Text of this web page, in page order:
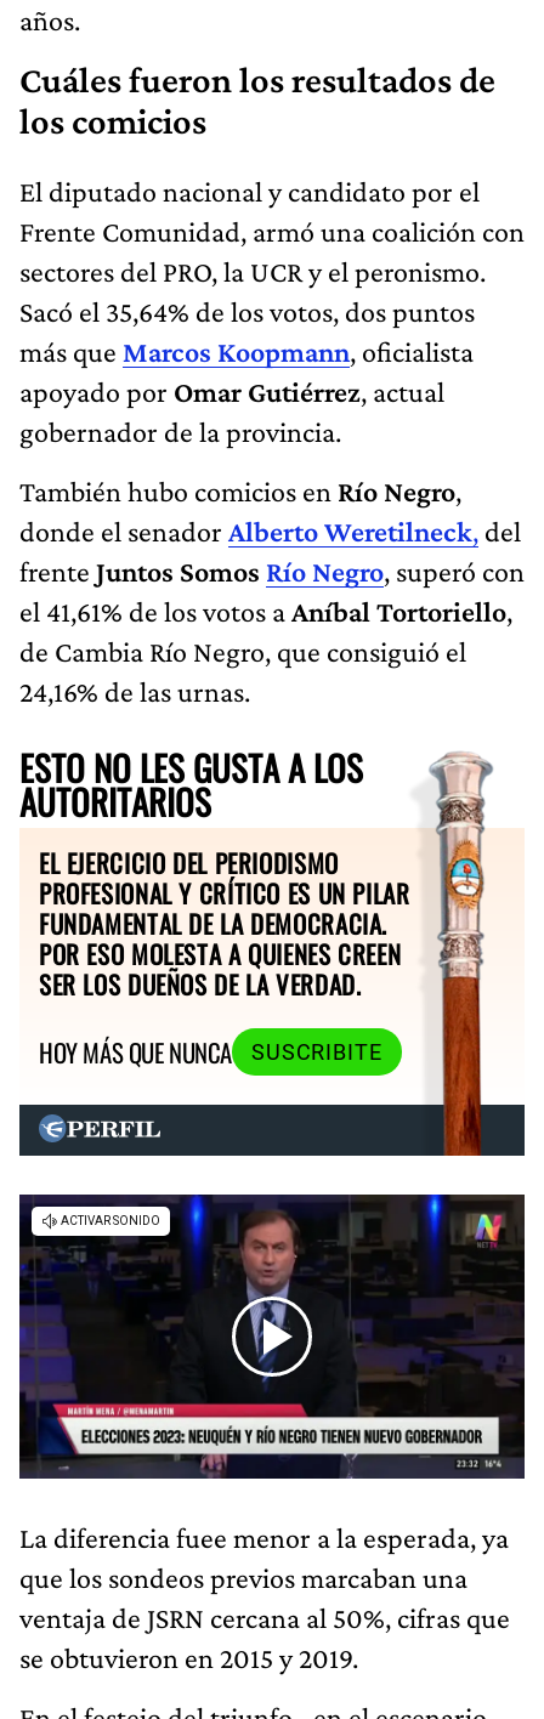
años.
Cuáles fueron los resultados de
los comicios
El diputado nacional y candidato por el
Frente Comunidad, armó una coalición con
sectores del PRO, la UCR y el peronismo.
Sacó el 35,64% de los votos, dos puntos
más que Marcos Koopmann, oficialista
apoyado por Omar Gutiérrez, actual
gobernador de la provincia.
También hubo comicios en Río Negro,
donde el senador Alberto Weretilneck, del
frente Juntos Somos Río Negro, superó con
el 41,61% de los votos aAníbal Tortoriello,
de Cambia Río Negro, que consiguió el
24,16% de las urnas.
ESTO NO LES GUSTA A LOS
AUTORITARIOS
EL EJERCICIO DEL PERIODISMO
PROFESIONAL Y CRÍTICO ES UN PILAR
FUNDAMENTAL DE LA DEMOCRACIA.
POR ESO MOLESTA A QUIENES CREEN
SER LOS DUEÑOS DE LA VERDAD.
HOY MÁS QUE NUNCA
SUSCRIBITE
La diferencia fuee menor a la esperada, ya
que los sondeos previos marcaban una
ventaja de JSRN cercana al 50%, cifras que
se obtuvieron en 2015 y 2019.